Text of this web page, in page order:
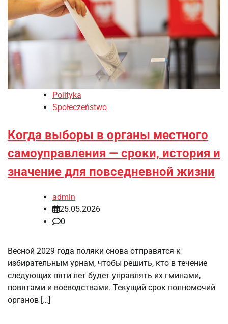
Polityka
Społeczeństwo
Когда выборы в органы местного
самоуправления — сроки, история и
значение для повседневной жизни
admin
25.05.2026
0
Весной 2029 года поляки снова отправятся к
избирательным урнам, чтобы решить, кто в течение
следующих пяти лет будет управлять их гминами,
повятами и воеводствами. Текущий срок полномочий
органов […]